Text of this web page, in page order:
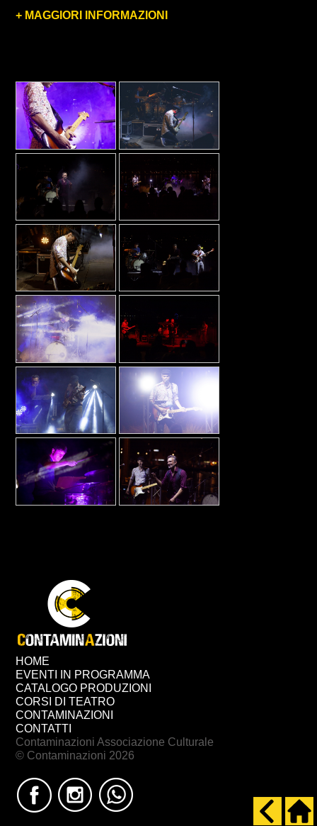
+ MAGGIORI INFORMAZIONI
HOME
EVENTI IN PROGRAMMA
CATALOGO PRODUZIONI
CORSI DI TEATRO
CONTAMINAZIONI
CONTATTI
Contaminazioni Associazione Culturale
© Contaminazioni 2026